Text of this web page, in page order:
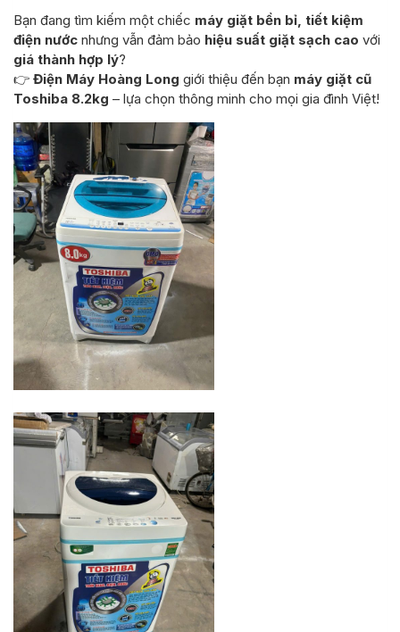
Bạn đang tìm kiếm một chiếc máy giặt bền bỉ, tiết kiệm
điện nước nhưng vẫn đảm bảo hiệu suất giặt sạch cao với
giá thành hợp lý?
👉 Điện Máy Hoàng Long giới thiệu đến bạn máy giặt cũ
Toshiba 8.2kg – lựa chọn thông minh cho mọi gia đình Việt!